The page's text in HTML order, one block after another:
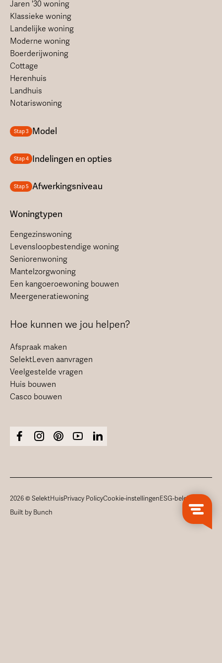
Jaren '30 woning
Klassieke woning
Landelijke woning
Moderne woning
Boerderijwoning
Cottage
Herenhuis
Landhuis
Notariswoning
Stap 3 Model
Stap 4 Indelingen en opties
Stap 5 Afwerkingsniveau
Woningtypen
Eengezinswoning
Levensloopbestendige woning
Seniorenwoning
Mantelzorgwoning
Een kangoeroewoning bouwen
Meergeneratiewoning
Hoe kunnen we jou helpen?
Afspraak maken
SelektLeven aanvragen
Veelgestelde vragen
Huis bouwen
Casco bouwen
2026 © SelektHuisPrivacy PolicyCookie-instellingenESG-beleid
Built by Bunch